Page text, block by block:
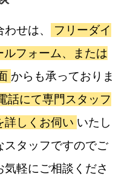
せは、
フリーダイ
ルフォーム、または
からも承っておりま
話にて専門スタッフ
詳しくお伺い いたし
スタッフですのでご
軽にご相談くださ